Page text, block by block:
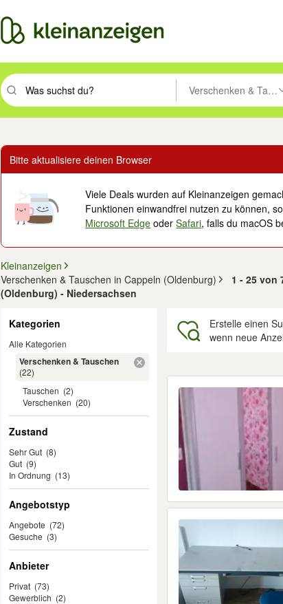
Suchbegriff eingeben. Eingabetaste drücken um zu suchen,
Verschenken &
Bitte aktualisiere deinen Browser
Viele Deals wurden auf Kleinanzeigen
Funktionen einwandfrei nutzen zu können,
Microsoft Edge oderSafari, falls du macOS
Kleinanzeigen
Verschenken & Tauschen in Cappeln (Oldenburg)
1 - 25 von
(Oldenburg) - Niedersachsen
Kategorien
Alle Kategorien
Verschenken & Tauschen
(22)
Tauschen (2)
Verschenken (20)
Zustand
Sehr Gut (8)
Gut (9)
In Ordnung (13)
Angebotstyp
Angebote (72)
Gesuche (3)
Anbieter
Privat (73)
Gewerblich (2)
Erstelle einen
wenn neue